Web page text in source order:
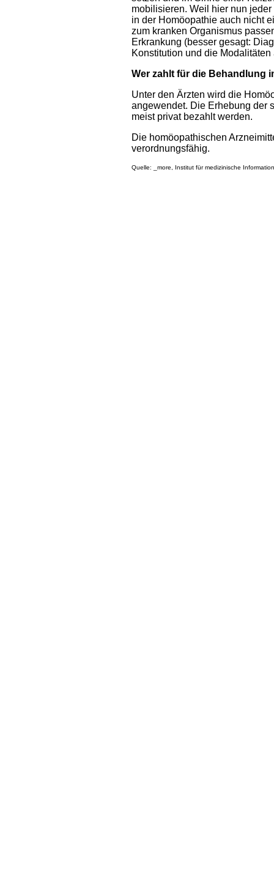
mobilisieren. Weil hier nun
in der Homöopathie auch nicht
zum kranken Organismus
Erkrankung (besser gesagt:
Konstitution und die Modalitäten
Wer zahlt für die Behandlung
Unter den Ärzten wird die
angewendet. Die Erhebung der
meist privat bezahlt werden.
Die homöopathischen
verordnungsfähig.
Quelle: _more, Institut für medizinische